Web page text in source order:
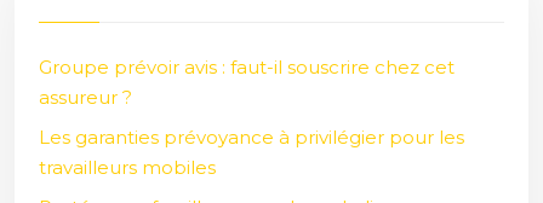
Groupe prévoir avis : faut-il souscrire chez cet
assureur ?
Les garanties prévoyance à privilégier pour les
travailleurs mobiles